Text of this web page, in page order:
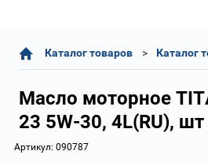
Каталог товаров Каталог
Масло моторное
23 5W-30, 4L(RU), шт
Артикул: 090787